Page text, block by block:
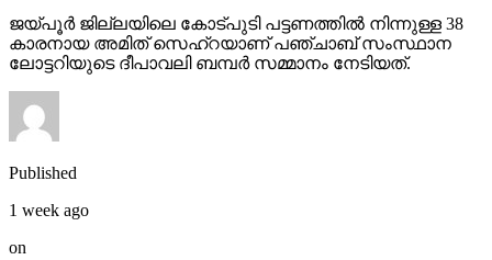
ജയ്പൂര്‍ ജില്ലയിലെ കോട്പുടി പട്ടണത്തില്‍ നിന്നുള്ള 38
കാരനായ അമിത് സെഹ്‌റയാണ് പഞ്ചാബ് സംസ്ഥാന
ലോട്ടറിയുടെ ദീപാവലി ബമ്പര്‍ സമ്മാനം നേടിയത്.
Published
1 week ago
on